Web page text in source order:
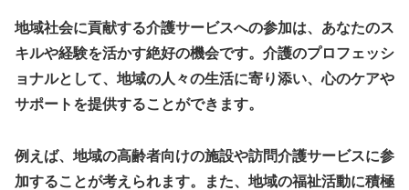
地域社会に貢献する介護サービスへの参加は、あなたのス
キルや経験を活かす絶好の機会です。介護のプロフェッシ
ョナルとして、地域の人々の生活に寄り添い、心のケアや
サポートを提供することができます。
例えば、地域の高齢者向けの施設や訪問介護サービスに参
加することが考えられます。また、地域の福祉活動に積極